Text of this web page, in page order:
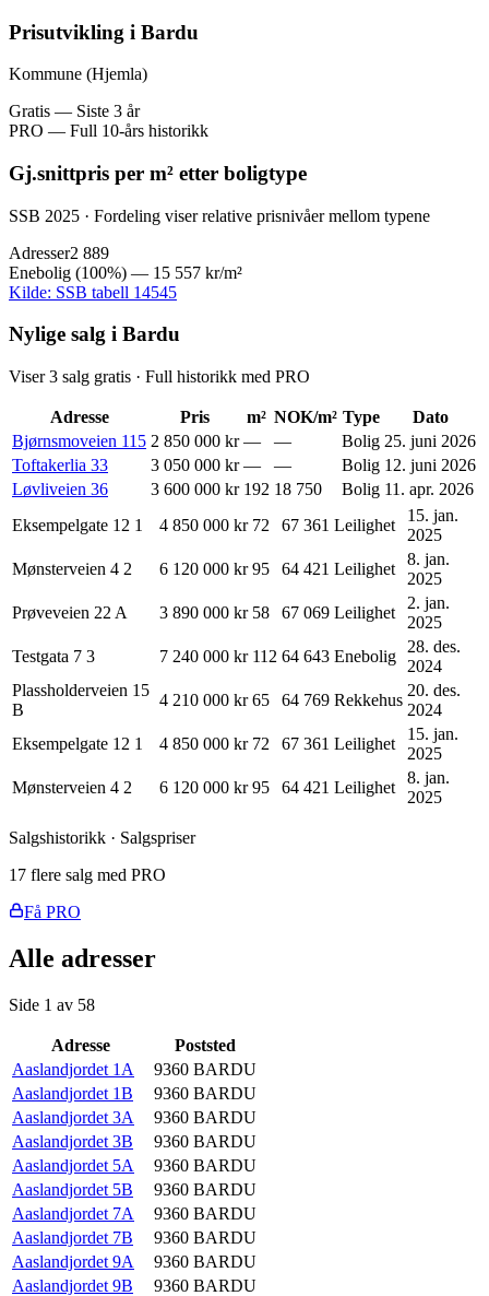
Prisutvikling i Bardu
Kommune (Hjemla)
Gratis — Siste 3 år
PRO — Full 10-års historikk
Gj.snittpris per m² etter boligtype
SSB 2025 · Fordeling viser relative prisnivåer mellom typene
Adresser2 889
Enebolig (100%) — 15 557 kr/m²
Kilde: SSB tabell 14545
Nylige salg i Bardu
Viser3 salg gratis · Full historikk med PRO
Adresse Pris m² NOK/m² Type
Dato
Bjørnsmoveien 115 2 850 000 kr — — Bolig 25. juni 2026
Toftakerlia 33 3 050 000 kr — — Bolig 12. juni 2026
Løvliveien 36 3 600 000 kr 192 18 750 Bolig 11. apr. 2026
Eksempelgate 12 1 4 850 000 kr 72 67 361 Leilighet
15. jan.
2025
Mønsterveien 4 2 6 120 000 kr 95 64 421 Leilighet
8. jan.
2025
Prøveveien 22 A 3 890 000 kr 58 67 069 Leilighet
2. jan.
2025
Testgata 7 3 7 240 000 kr 112 64 643 Enebolig
28. des.
2024
Plassholderveien 15
B
4 210 000 kr 65 64 769 Rekkehus
20. des.
2024
Eksempelgate 12 1 4 850 000 kr 72 67 361 Leilighet
15. jan.
2025
Mønsterveien 4 2 6 120 000 kr 95 64 421 Leilighet
8. jan.
2025
Salgshistorikk · Salgspriser
17 flere salg med PRO
Få PRO
Alle adresser
Side 1 av 58
Adresse
Poststed
Aaslandjordet 1A
9360 BARDU
Aaslandjordet 1B
9360 BARDU
Aaslandjordet 3A
9360 BARDU
Aaslandjordet 3B
9360 BARDU
Aaslandjordet 5A
9360 BARDU
Aaslandjordet 5B
9360 BARDU
Aaslandjordet 7A
9360 BARDU
Aaslandjordet 7B
9360 BARDU
Aaslandjordet 9A
9360 BARDU
Aaslandjordet 9B
9360 BARDU